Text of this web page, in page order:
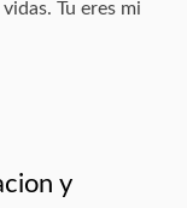
Tu eres mi
y